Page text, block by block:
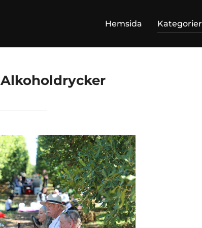
Hemsida Kategorier
Alkoholdrycker